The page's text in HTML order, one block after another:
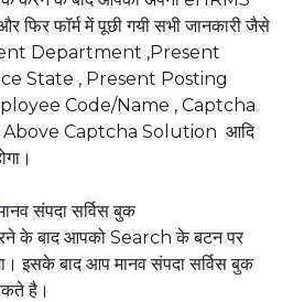
फिर फॉर्म में पूछी गयी सभी जानकारी जैसे
Department ,Present
State , Present Posting
Code/Name , Captcha
Captcha Solution आदि
के बाद आपको Search के बटन पर
इसके बाद आप मानव संपदा सर्विस बुक
है।